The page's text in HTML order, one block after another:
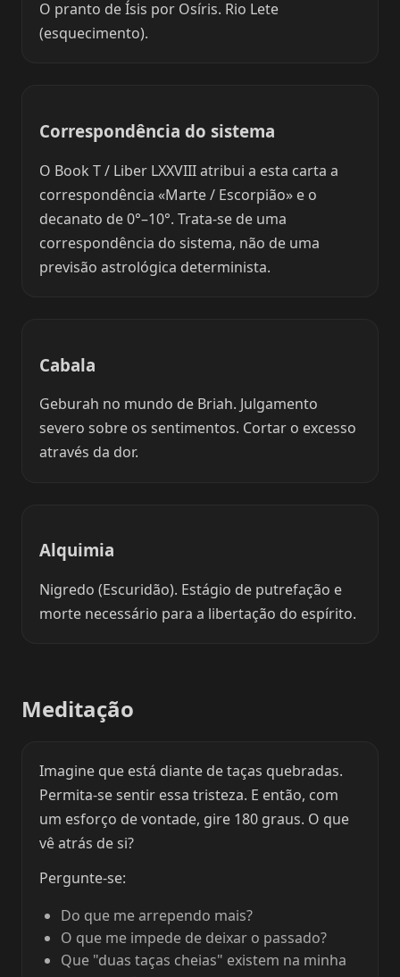
O pranto de Ísis por Osíris. Rio Lete
(esquecimento).
Correspondência do sistema
O Book T / Liber LXXVIII atribui a esta carta a
correspondência «Marte / Escorpião» e o
decanato de 0°–10°. Trata-se de uma
correspondência do sistema, não de uma
previsão astrológica determinista.
Cabala
Geburah no mundo de Briah. Julgamento
severo sobre os sentimentos. Cortar o excesso
através da dor.
Alquimia
Nigredo (Escuridão). Estágio de putrefação e
morte necessário para a libertação do espírito.
Meditação
Imagine que está diante de taças quebradas.
Permita-se sentir essa tristeza. E então, com
um esforço de vontade, gire 180 graus. O que
vê atrás de si?
Pergunte-se:
Do que me arrependo mais?
O que me impede de deixar o passado?
Que "duas taças cheias" existem na minha